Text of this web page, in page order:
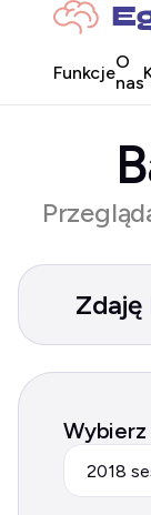
FunkcjeO
nas
Zdaję
2018